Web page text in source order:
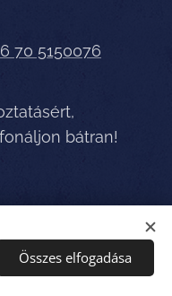
70 5150076
bátran!
Összes elfogadása